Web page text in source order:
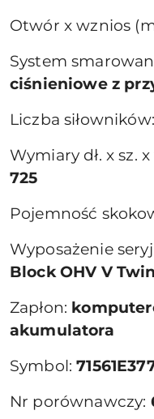
Otwór x wznios
System
ciśnieniowe z
Liczba
Wymiary dł. x sz.
725
Pojemność
Wyposażenie
Block OHV V
Zapłon:
akumulatora
Symbol:
Nr porównawczy: